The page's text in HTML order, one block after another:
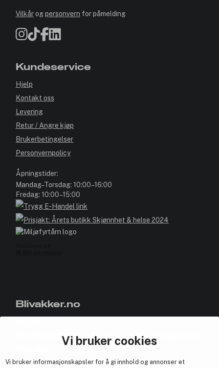
Vi bruker cookies
Vi bruker informasjonskapsler for å gi innhold og annonser et
Vilkårogpersonvern for påmelding
Kundeservice
Hjelp
Kontakt oss
Levering
Retur / Angre kjøp
Brukerbetingelser
Personvernpolicy
Åpningstider:
Mandag–Torsdag: 10:00–16:00
Fredag: 10:00–15:00
Blivakker.no
Bli medlem helt gratis - få poeng og eksklusive rabattkoder.
Samarbeid med oss